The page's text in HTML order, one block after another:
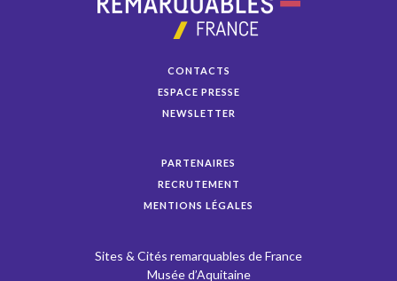
CONTACTS
ESPACE PRESSE
NEWSLETTER
PARTENAIRES
RECRUTEMENT
MENTIONS LÉGALES
Sites & Cités remarquables de France
Musée d’Aquitaine